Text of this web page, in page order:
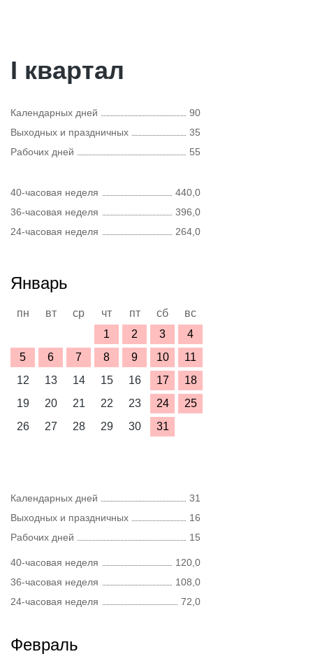
I квартал
Календарных дней
90
Выходных и праздничных
35
Рабочих дней
55
40-часовая неделя
440,0
36-часовая неделя
396,0
24-часовая неделя
264,0
Январь
пн вт ср чт пт сб
вс
1
2 3
4
5
6 7 8 9 10
11
12
13 14 15 16 17
18
19
20 21 22 23 24
25
26
27 28 29 30 31
Календарных дней
31
Выходных и праздничных
16
Рабочих дней
15
40-часовая неделя
120,0
36-часовая неделя
108,0
24-часовая неделя
72,0
Февраль